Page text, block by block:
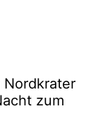
Nordkrater
zum